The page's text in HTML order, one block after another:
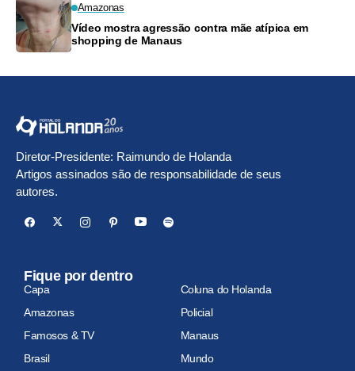
Amazonas
Vídeo mostra agressão contra mãe atípica em
shopping de Manaus
Diretor-Presidente: Raimundo de Holanda
Artigos assinados são de responsabilidade de seus
autores.
Fique por dentro
Capa
Coluna do Holanda
Amazonas
Policial
Famosos & TV
Manaus
Brasil
Mundo